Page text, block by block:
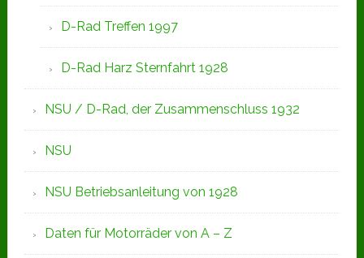
D-Rad Treffen 1997
D-Rad Harz Sternfahrt 1928
NSU / D-Rad, der Zusammenschluss 1932
NSU
NSU Betriebsanleitung von 1928
Daten für Motorräder von A – Z